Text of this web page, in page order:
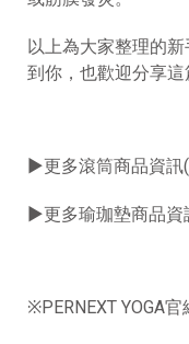
以上為大家整理的
到你，也歡迎分享
►更多滾筒商品資訊
►更多瑜珈墊商品資
※PERNEXT YOGA